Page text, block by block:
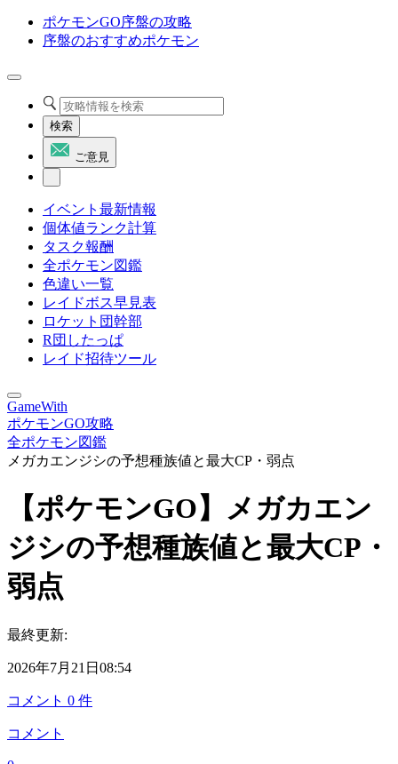
ポケモンGO序盤の攻略
序盤のおすすめポケモン
検索
ご意見
イベント最新情報
個体値ランク計算
タスク報酬
全ポケモン図鑑
色違い一覧
レイドボス早見表
ロケット団幹部
R団したっぱ
レイド招待ツール
GameWith
ポケモンGO攻略
全ポケモン図鑑
メガカエンジシの予想種族値と最大CP・弱点
【ポケモンGO】メガカエン
ジシの予想種族値と最大CP・
弱点
最終更新:
2026年7月21日08:54
コメント 0 件
コメント